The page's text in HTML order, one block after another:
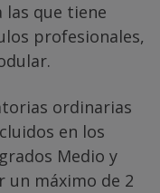
las que tiene
profesionales,
ordinarias
en los
Medio y
un máximo de 2